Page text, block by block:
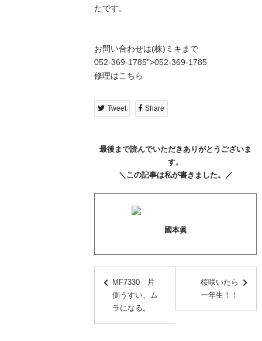
たです。
お問い合わせは(株)ミキまで
052-369-1785">052-369-1785
修理はこちら
Tweet Share
最後まで読んでいただきありがとうございま
す。
＼この記事は私が書きました。／
國本眞
MF7330 片
側うすい、ム
ラになる。
桜咲いたら
一年生！！